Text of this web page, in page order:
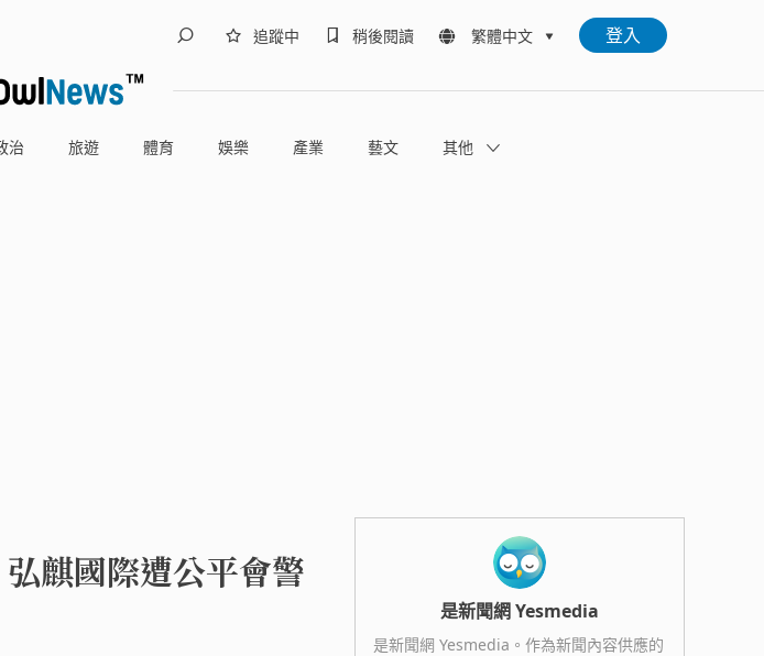
追蹤中 稍後閱讀 繁體中文 登入
治 旅遊 體育 娛樂 產業 藝文 其他
麒國際遭公平會警
是新聞網 Yesmedia
是新聞網 Yesmedia。作為新聞內容供應的